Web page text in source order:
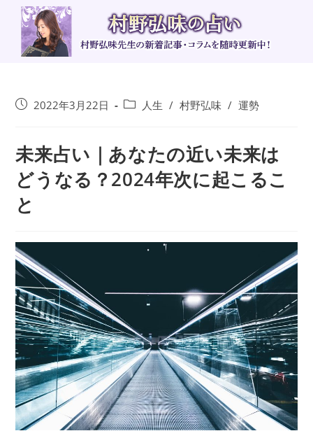
投
開
日:
2022年3月22日
投
テ
ゴ
リ
人生 / 村野弘味 / 運勢
未来占い｜あなたの近い未来は
どうなる？2024年次に起こるこ
と